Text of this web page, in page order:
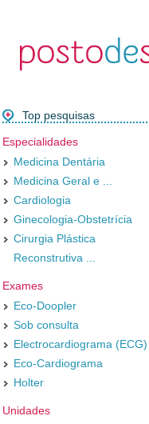
Top pesquisas
Especialidades
Medicina Dentária
Medicina Geral e ...
Cardiologia
Ginecologia-Obstetrícia
Cirurgia Plástica
Reconstrutiva ...
Exames
Eco-Doopler
Sob consulta
Electrocardiograma (ECG)
Eco-Cardiograma
Holter
Unidades